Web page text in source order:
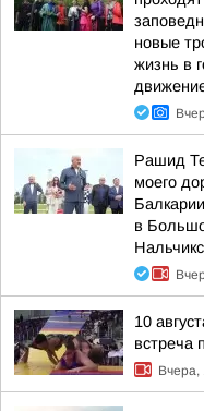
новые
жизнь в
Рашид
моего
в
10
встреча
Вчера,